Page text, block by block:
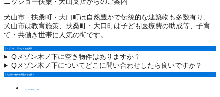
犬山市・扶桑町・大口町は自然豊かで伝統的な建築物も多数有り、
犬山市は教育施策、扶桑町・大口町は子ども医療費の助成等、子育
て・共働き世帯に人気の街です。
メゾン木ノ下のよくある質問
Qメゾン木ノ下に空き物件はありますか？
Qメゾン木ノ下についてどこに問い合わせしたら良いですか？
犬山市の物件を間取りから探す
ワンルーム・1K